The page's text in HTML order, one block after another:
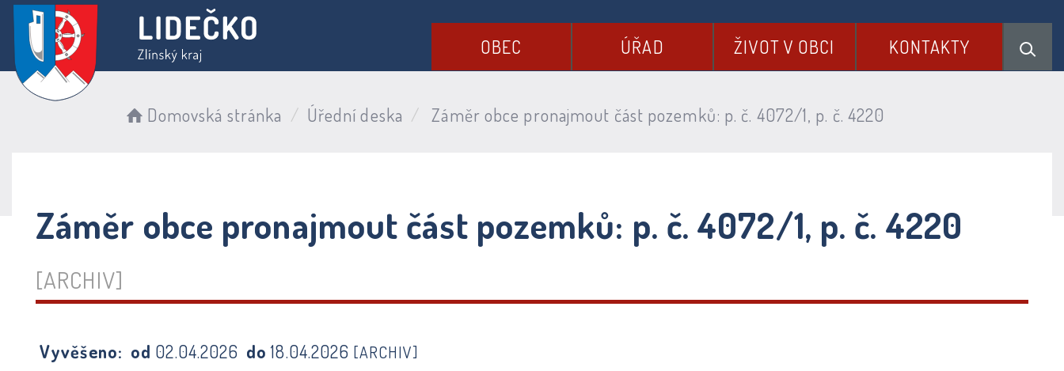
OBEC ÚŘAD ŽIVOT V OBCI KONTAKTY
Domovská stránka Úřední deska Záměr obce pronajmout část pozemků: p. č. 4072/1, p. č. 4220
Záměr obce pronajmout část pozemků: p. č. 4072/1, p. č. 4220
[ARCHIV]
Vyvěšeno: od 02.04.2026 do18.04.2026 [ARCHIV]